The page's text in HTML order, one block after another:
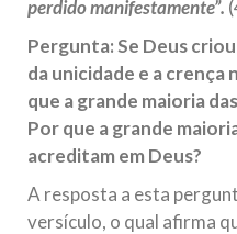
perdido manifestamente”.
Pergunta: Se Deus
da unicidade e a
que a grande maioria
Por que a grande
acreditam em Deus?
A resposta a esta
versículo, o qual afirma